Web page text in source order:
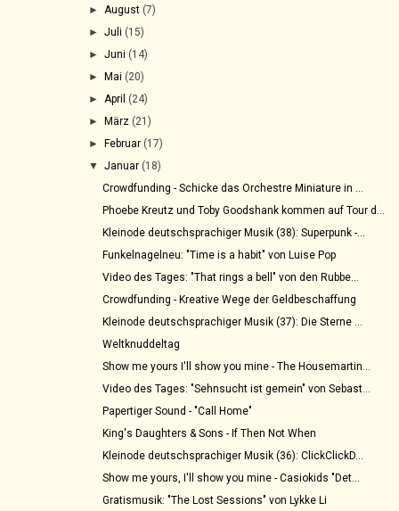
► August (7)
►Juli (15)
►Juni (14)
►Mai (20)
► April (24)
►März (21)
►Februar (17)
▼Januar (18)
Crowdfunding - Schicke das Orchestre Miniature in ...
Phoebe Kreutz und Toby Goodshank kommen auf Tour d...
Kleinode deutschsprachiger Musik (38): Superpunk -...
Funkelnagelneu: "Time is a habit" von Luise Pop
Video des Tages: "That rings a bell" von den Rubbe...
Crowdfunding - Kreative Wege der Geldbeschaffung
Kleinode deutschsprachiger Musik (37): Die Sterne ...
Weltknuddeltag
Show me yours I'll show you mine - The Housemartin...
Video des Tages: "Sehnsucht ist gemein" von Sebast...
Papertiger Sound - "Call Home"
King's Daughters & Sons - If Then Not When
Kleinode deutschsprachiger Musik (36): ClickClickD...
Show me yours, I'll show you mine - Casiokids "Det...
Gratismusik: "The Lost Sessions" von Lykke Li